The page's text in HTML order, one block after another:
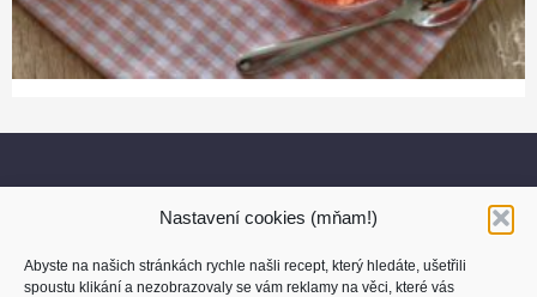
Nastavení cookies (mňam!)
Abyste na našich stránkách rychle našli recept, který hledáte, ušetřili
spoustu klikání a nezobrazovaly se vám reklamy na věci, které vás